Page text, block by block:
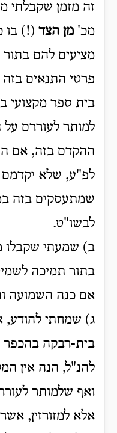
זה מזמן שקבלתי
מכ' מן הצד (!) בו
מציעים להם בתור
פרטי התנאים בזה
בית ספר מקצועי
למותר לעוררם על
ההקדם בזה, אם
לפ"ע, שלא יקדמם
שמתעסקים בזה
לבשו"ט.
ב) שמעתי שקבלו
בתור תמיכה
אם כנה השמועה
ג) שמחתי
בית-רבקה
להנ"ל, הנה אין
ואף שלמותר
אלא למזורזין,